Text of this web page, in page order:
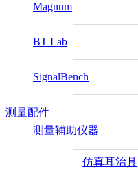
Magnum
BT Lab
SignalBench
测量配件
测量辅助仪器
仿真耳治具